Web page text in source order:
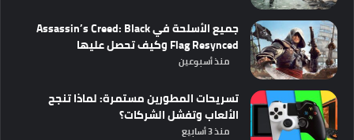
جميع الأسلحة في Assassin’s Creed: Black
Flag Resynced وكيف تحصل عليها
منذ أسبوعين
تسريحات المطورين مستمرة: لماذا تنجح
الألعاب وتفشل الشركات؟
منذ 3 أسابيع